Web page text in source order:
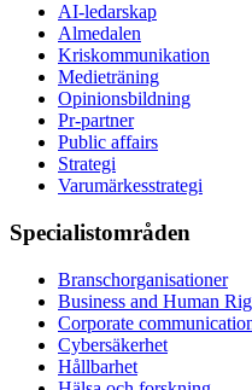
AI-ledarskap
Almedalen
Kris­kommunikation
Medieträning
Opinionsbildning
Pr-partner
Public affairs
Strategi
Varumärkesstrategi
Specialistområden
Branschorganisationer
Business and Human
Corporate
Cybersäkerhet
Hållbarhet